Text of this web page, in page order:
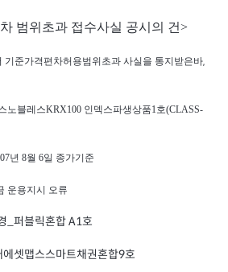
범위초과 접수사실 공시의 건>
기준가격편차허용범위초과 사실을 통지받은바,
노블레스KRX100 인덱스파생상품1호(CLASS-
년 8월 6일 종가기준
운용지시 오류
_퍼블릭혼합 A1호
셋맵스스마트채권혼합9호